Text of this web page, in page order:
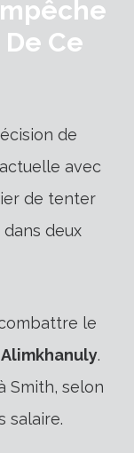
Ce
de
avec
de tenter
deux
le
.
Smith, selon
salaire.